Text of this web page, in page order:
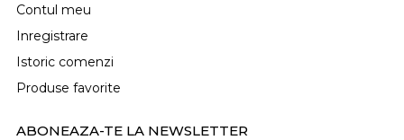
Contul meu
Inregistrare
Istoric comenzi
Produse favorite
ABONEAZA-TE LA NEWSLETTER